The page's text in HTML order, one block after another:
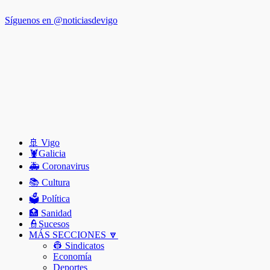
Síguenos en @noticiasdevigo
🚢 Vigo
🦞️Galicia
🚑 Coronavirus
📚 Cultura
🗳️ Política
🏥 Sanidad
👮Sucesos
MÁS SECCIONES 🔽
👷 Sindicatos
Economía
Deportes